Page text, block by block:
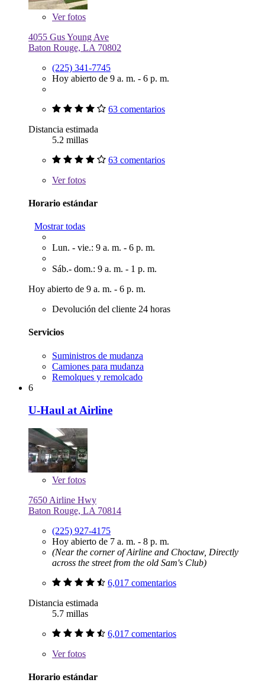
Verfotos
4055 Gus Young Ave
Baton Rouge, LA 70802
(225) 341-7745
Hoy abierto de 9 a. m. - 6 p. m.
63 comentarios
Distancia estimada
5.2 millas
63 comentarios
Verfotos
Horario estándar
Mostrar todas
Lun. - vie.: 9 a. m. - 6 p. m.
Sáb.- dom.: 9 a. m. - 1 p. m.
Hoy abierto de 9 a. m. - 6 p. m.
Devolución del cliente 24 horas
Servicios
Suministros de mudanza
Camiones para mudanza
Remolques y remolcado
6
U-Haul at Airline
Verfotos
7650 Airline Hwy
Baton Rouge, LA 70814
(225) 927-4175
Hoy abierto de 7 a. m. - 8 p. m.
(Near the corner of Airline and Choctaw, Directly
across the street from the old Sam's Club)
6,017 comentarios
Distancia estimada
5.7 millas
6,017 comentarios
Verfotos
Horario estándar